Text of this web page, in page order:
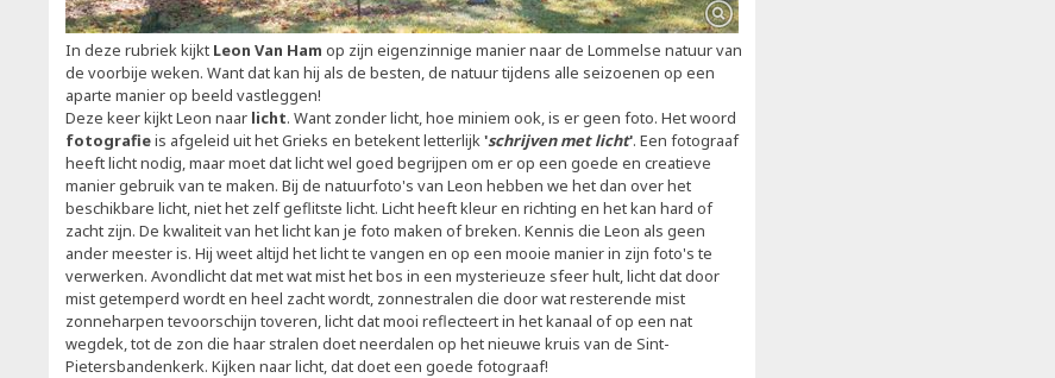
In deze rubriek kijkt Leon Van Ham op zijn eigenzinnige manier naar de Lommelse natuur van
de voorbije weken. Want dat kan hij als de besten, de natuur tijdens alle seizoenen op een
aparte manier op beeld vastleggen!
Deze keer kijkt Leon naar licht. Want zonder licht, hoe miniem ook, is er geen foto. Het woord
fotografieis afgeleid uit het Grieks en betekent letterlijk'schrijven met licht'. Een fotograaf
heeft licht nodig, maar moet dat licht wel goed begrijpen om er op een goede en creatieve
manier gebruik van te maken. Bij de natuurfoto's van Leon hebben we het dan over het
beschikbare licht, niet het zelf geflitste licht. Licht heeft kleur en richting en het kan hard of
zacht zijn. De kwaliteit van het licht kan je foto maken of breken. Kennis die Leon als geen
ander meester is. Hij weet altijd het licht te vangen en op een mooie manier in zijn foto's te
verwerken. Avondlicht dat met wat mist het bos in een mysterieuze sfeer hult, licht dat door
mist getemperd wordt en heel zacht wordt, zonnestralen die door wat resterende mist
zonneharpen tevoorschijn toveren, licht dat mooi reflecteert in het kanaal of op een nat
wegdek, tot de zon die haar stralen doet neerdalen op het nieuwe kruis van de Sint-
Pietersbandenkerk. Kijken naar licht, dat doet een goede fotograaf!